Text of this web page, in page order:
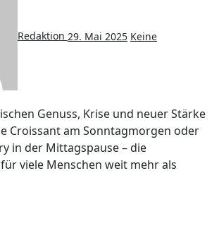
Redaktion 29. Mai 2025 Keine
Croissant am Sonntagmorgen oder
in der Mittagspause – die
viele Menschen weit mehr als